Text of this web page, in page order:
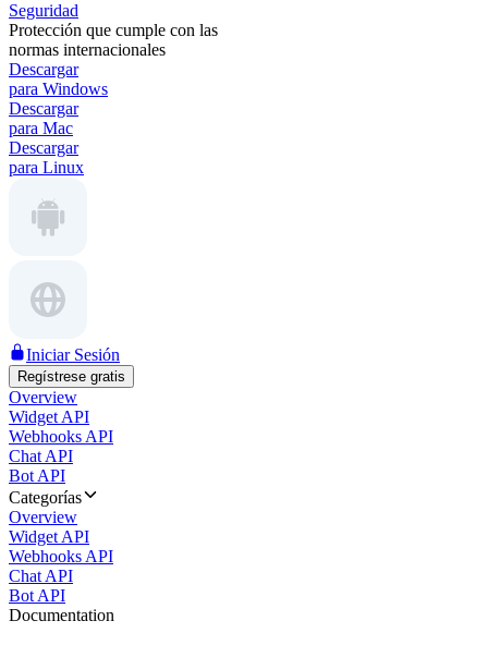
Seguridad
Protección que cumple con las
normas internacionales
Descargar
para Windows
Descargar
para Mac
Descargar
para Linux
Iniciar Sesión
Regístrese gratis
Overview
Widget API
Webhooks API
Chat API
Bot API
Categorías
Overview
Widget API
Webhooks API
Chat API
Bot API
Documentation